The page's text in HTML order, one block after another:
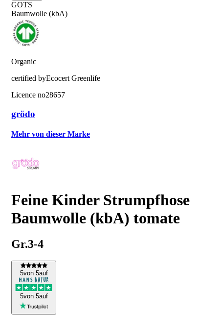
GOTS
Baumwolle (kbA)
Organic
certified byEcocert Greenlife
Licence no28657
grödo
Mehr von dieser Marke
Feine Kinder Strumpfhose
Baumwolle (kbA) tomate
Gr.3-4
5von 5auf
5von 5auf